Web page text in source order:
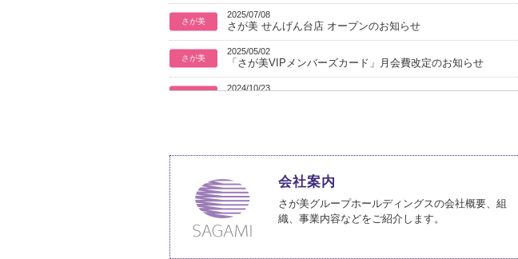
さが美
2025/07/08
さが美 せんげん台店 オープンのお知らせ
さが美
2025/05/02
「さが美VIPメンバーズカード」月会費改定のお知らせ
2024/10/23
さが美 丸亀店 オープンのお知らせ
さが美
2024/05/24
中部第２・第４エリア合同着物ファッションショー開催決定！
2023/11/03
会社案内
さが美グループホールディングスの会社概要、組
織、事業内容などをご紹介します。